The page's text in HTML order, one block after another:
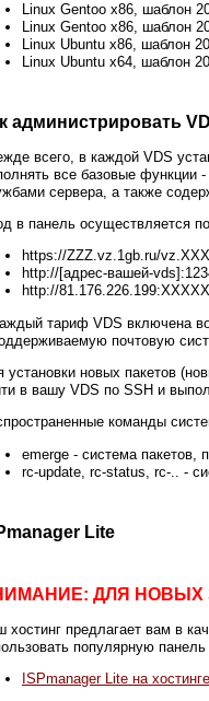
Linux Gentoo x86, шаблон
Linux Gentoo x86, шаблон
Linux Ubuntu x86, шаблон
Linux Ubuntu x64, шаблон
администрировать
всего, в каждой VDS
все базовые функции
сервера, а также
в панель осуществляется
https://ZZZ.vz.1gb.ru/
http://[адрес-вашей-
http://
тариф VDS включена
почтовую
установки новых пакетов
в вашу VDS по SSH и
команды
emerge - система пакетов,
rc-update, rc-status, rc-.. -
Lite
ДЛЯ НОВЫХ
хостинг предлагает вам в
популярную
ISPmanager Lite на